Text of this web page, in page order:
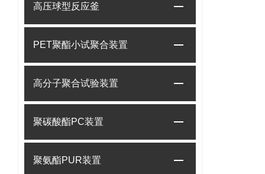
高压球型反应釜
PET聚酯小试聚合装置
高分子聚合试验装置
聚碳酸酯PC装置
聚氨酯PUR装置